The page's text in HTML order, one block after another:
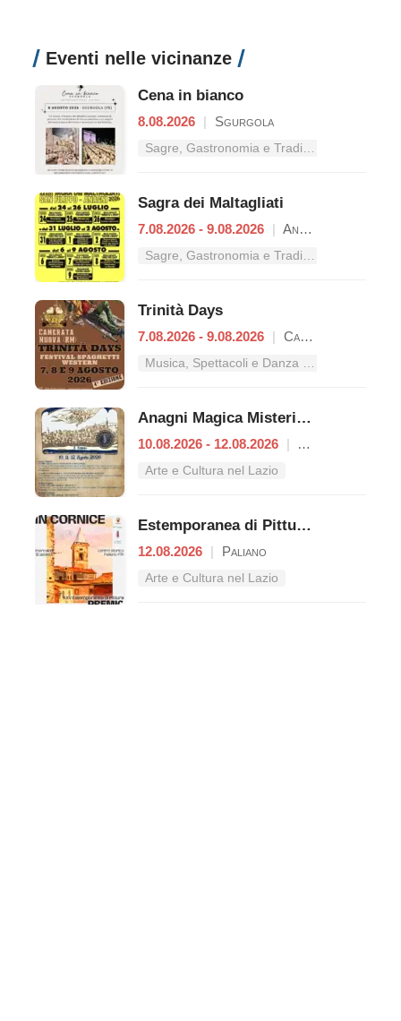
Eventi nelle vicinanze
Cena in bianco
8.08.2026 | Sgurgola
Sagra dei Maltagliati
7.08.2026 - 9.08.2026 | Anagni
Trinità Days
7.08.2026 - 9.08.2026 | Camerata Nuova
Anagni Magica Misteriosa
10.08.2026 - 12.08.2026 |
Arte e Cultura nel Lazio
Estemporanea di Pittura – Premio "Giacomo Lisia"
12.08.2026 | Paliano
Arte e Cultura nel Lazio